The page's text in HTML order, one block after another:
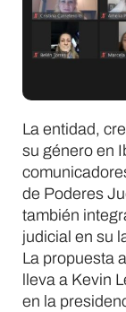
La entidad,
su género en
de Poderes
también
judicial en su
La propuesta
lleva a Kevin
en la